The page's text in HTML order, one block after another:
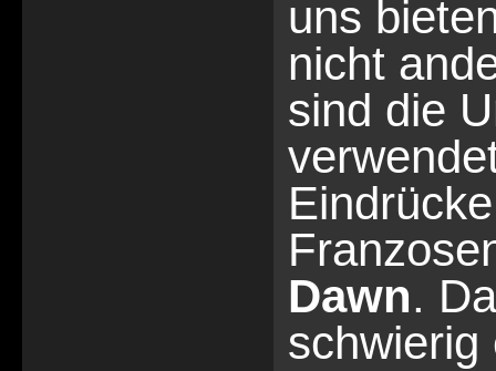
uns
nicht
sind die
Dawn.
schwierig